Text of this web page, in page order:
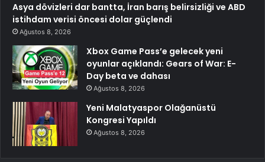
Asya dövizleri dar bantta, İran barış belirsizliği ve ABD
istihdam verisi öncesi dolar güçlendi
Ağustos 8, 2026
Xbox Game Pass’e gelecek yeni
oyunlar açıklandı: Gears of War: E-
Day beta ve dahası
Ağustos 8, 2026
Yeni Malatyaspor Olağanüstü
Kongresi Yapıldı
Ağustos 8, 2026